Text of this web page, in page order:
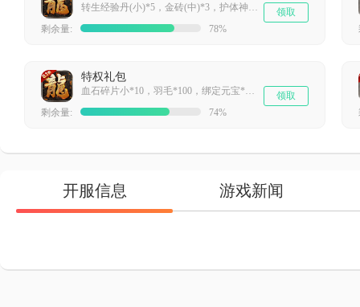
转生经验丹(小)*5，金砖(中)*3，护体神丹(初级)*5，小型功勋卷*5
剩余量:
78%
领取
特权礼包
血石碎片小*10，羽毛*100，绑定元宝*1W
剩余量:
74%
领取
开服信息 游戏新闻